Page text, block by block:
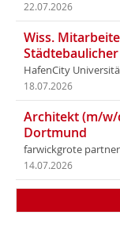
22.07.2026
Wiss.
HafenCity
18.07.2026
Architekt (m/w/
Dortmund
farwickgrote
14.07.2026